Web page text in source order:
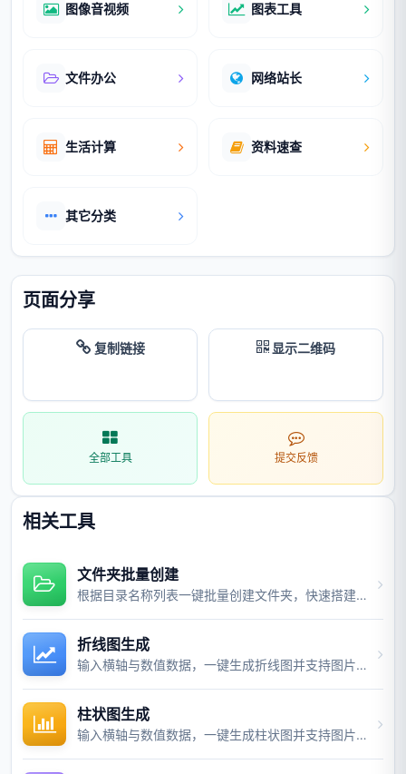
图像音视频 图表工具
文件办公 网络站长
生活计算 资料速查
其它分类
页面分享
复制链接 显示二维码
全部工具 提交反馈
相关工具
文件夹批量创建
根据目录名称列表一键批量创建文件夹，快速搭建项目目录结构。
折线图生成
输入横轴与数值数据，一键生成折线图并支持图片与视频导出。
柱状图生成
输入横轴与数值数据，一键生成柱状图并支持图片与视频导出。